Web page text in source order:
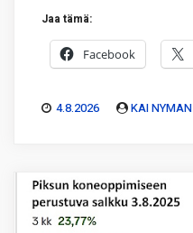
Jaa tämä:
Facebook
4.8.2026 KAI NYMAN